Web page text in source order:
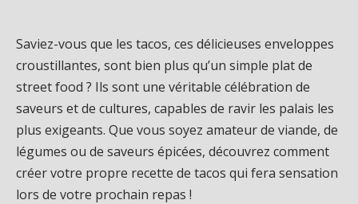
Saviez-vous que les tacos, ces délicieuses enveloppes
croustillantes, sont bien plus qu’un simple plat de
street food ? Ils sont une véritable célébration de
saveurs et de cultures, capables de ravir les palais les
plus exigeants. Que vous soyez amateur de viande, de
légumes ou de saveurs épicées, découvrez comment
créer votre propre recette de tacos qui fera sensation
lors de votre prochain repas !